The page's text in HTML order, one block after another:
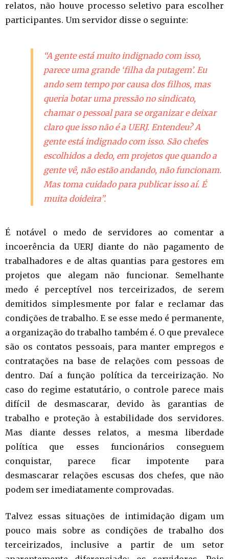
relatos, não houve processo seletivo para escolher
participantes. Um servidor disse o seguinte:
“A gente está muito indignado com isso,
parece uma grande ‘filha da putagem’. Eu
ando sem tempo por causa dos filhos, mas
queria botar uma pressão no sindicato,
chamar o pessoal para se organizar e deixar
claro que isso não é a UERJ. Entendeu? A
gente está indignado com isso. São chefes
escolhidos a dedo, em projetos que quando a
gente vê, não estão andando, não funcionam.
Mas toma cuidado para publicar isso aí. É
muita doideira”.
É notável o medo de servidores ao comentar a
incoerência da UERJ diante do não pagamento de
trabalhadores e de altas quantias para gestores em
projetos que alegam não funcionar. Semelhante
medo é perceptível nos terceirizados, de serem
demitidos simplesmente por falar e reclamar das
condições de trabalho. E se esse medo é permanente,
a organização do trabalho também é. O que prevalece
são os contatos pessoais, para manter empregos e
contratações na base de relações com pessoas de
dentro. Daí a função política da terceirização. No
caso do regime estatutário, o controle parece mais
difícil de desmascarar, devido às garantias de
trabalho e proteção à estabilidade dos servidores.
Mas diante desses relatos, a mesma liberdade
política que esses funcionários conseguem
conquistar, parece ficar impotente para
desmascarar relações escusas dos chefes, que não
podem ser imediatamente comprovadas.
Talvez essas situações de intimidação digam um
pouco mais sobre as condições de trabalho dos
terceirizados, inclusive a partir de um setor